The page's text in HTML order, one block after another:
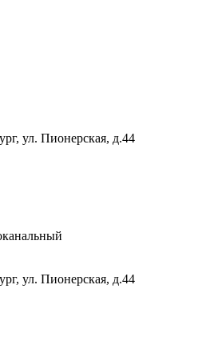
ул. Пионерская, д.44
ул. Пионерская, д.44